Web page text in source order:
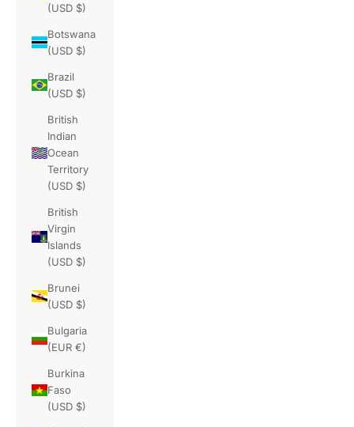
(USD $)
Botswana
(USD $)
Brazil
(USD $)
British
Indian
Ocean
Territory
(USD $)
British
Virgin
Islands
(USD $)
Brunei
(USD $)
Bulgaria
(EUR €)
Burkina
Faso
(USD $)